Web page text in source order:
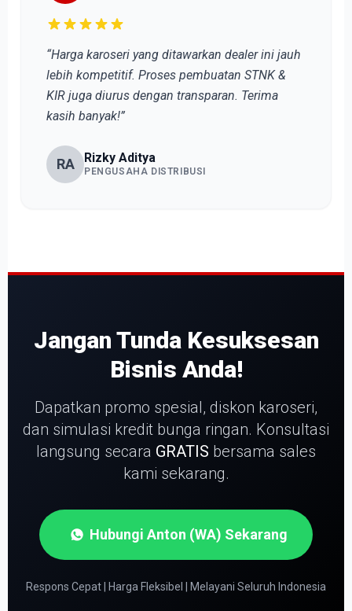
“Harga karoseri yang ditawarkan dealer ini jauh
lebih kompetitif. Proses pembuatan STNK &
KIR juga diurus dengan transparan. Terima
kasih banyak!”
RA Rizky Aditya
PENGUSAHA DISTRIBUSI
Jangan Tunda Kesuksesan
Bisnis Anda!
Dapatkan promo spesial, diskon karoseri,
dan simulasi kredit bunga ringan. Konsultasi
langsung secara GRATIS bersama sales
kami sekarang.
Hubungi Anton (WA) Sekarang
Respons Cepat | Harga Fleksibel | Melayani Seluruh Indonesia